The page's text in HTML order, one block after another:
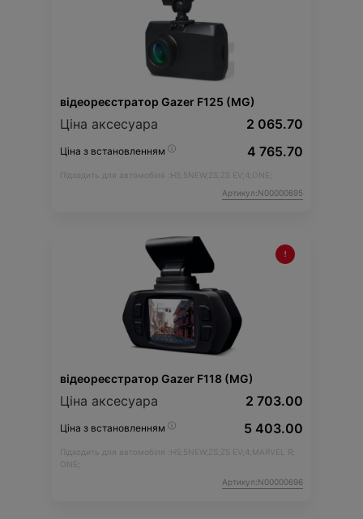
відеореєстратор Gazer F125 (MG)
Ціна аксесуара 2 065.70
Ціна з встановленням 4 765.70
Підходить для автомобіля :HS;5NEW; ZS; ZS EV; 4;ONE;
Артикул:N00000695
відеореєстратор Gazer F118 (MG)
Ціна аксесуара 2 703.00
Ціна з встановленням 5 403.00
Підходить для автомобіля :HS;5NEW; ZS; ZS EV; 4;MARVEL R;
ONE;
Артикул:N00000696